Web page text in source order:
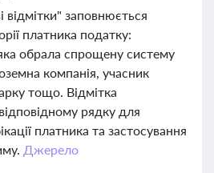
заповнюється
платника податку:
обрала спрощену систему
компанія, учасник
тощо. Відмітка
рядку для
платника та застосування
Джерело